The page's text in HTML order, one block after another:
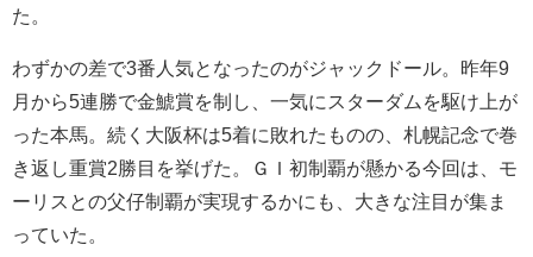
た。
わずかの差で3番人気となったのがジャックドール。昨年9
月から5連勝で金鯱賞を制し、一気にスターダムを駆け上が
った本馬。続く大阪杯は5着に敗れたものの、札幌記念で巻
き返し重賞2勝目を挙げた。ＧＩ初制覇が懸かる今回は、モ
ーリスとの父仔制覇が実現するかにも、大きな注目が集ま
っていた。